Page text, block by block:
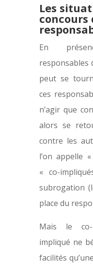
Les
concours
En
responsables
peut se
ces
n’agir que
alors se
contre les
l’on appelle
« co-
subrogation
place du
Mais le co-
impliqué ne
facilités